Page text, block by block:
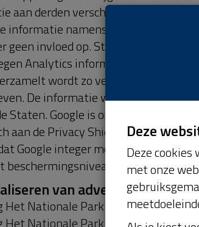
recht op inzage in en correctie of
maken tegen het verwerken van uw
doen of vragen om uw gegevens
kunt overdragen aan een derde
tot de verwerking van uw
kunnen wij u daarbij om
van het verzoek tot identificatie
van de AVG en ons Privacy
gekoppeld aan een
kunt deze terug vinden in de
Deze
Deze
met onze